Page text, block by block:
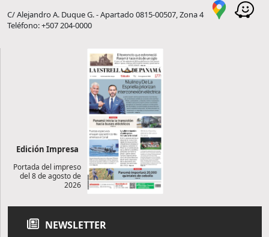
C/ Alejandro A. Duque G. - Apartado 0815-00507, Zona 4
Teléfono: +507 204-0000
Edición Impresa
Portada del impreso
del 8 de agosto de
2026
NEWSLETTER